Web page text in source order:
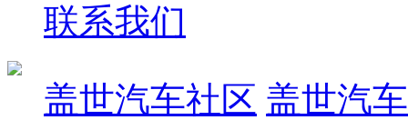
联系我们
盖世汽车社区 盖世汽